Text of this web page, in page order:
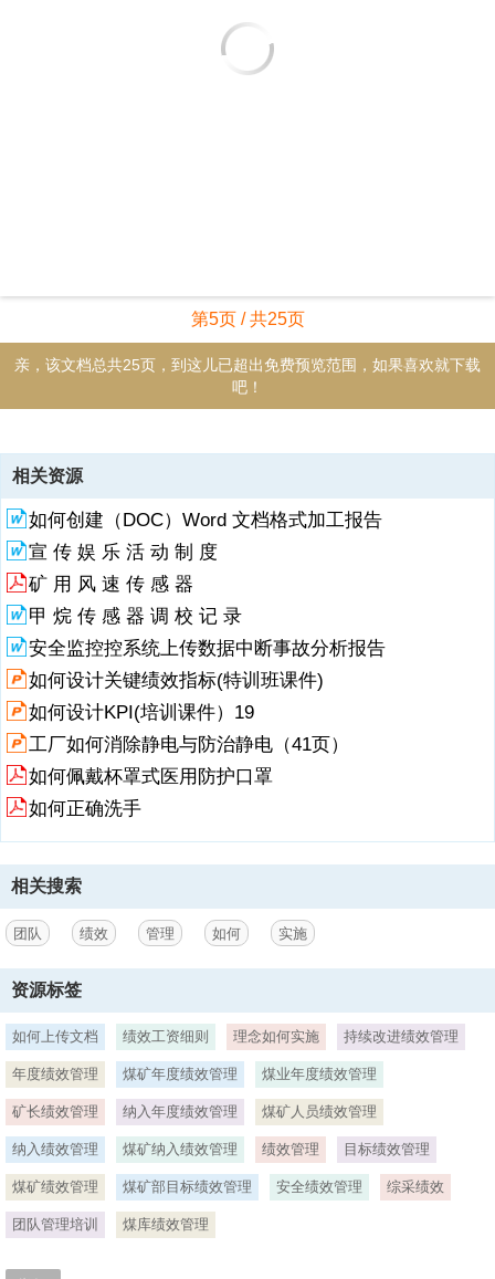
第5页 / 共25页
亲，该文档总共25页，到这儿已超出免费预览范围，如果喜欢就下载
吧！
资源描述
1、团队绩效管理培训 目 录 1 绩效管理概述 2 绩效管理实施 3 绩效管
理应用 4 绩效考核方式 01 绩效管理概述 01 02 03 04 什么是绩效管理
企业的绩效管理就是一种由上而下的目 标分解部署 ， 通过每个人的行
为产生的 结果 ， 实现部门目标；再由部门目标的 实现 ， 最终实现企
业的整体目标的管理 方式 。 绩效管理方式 ， 是从企业最高层开始 ，
逐级将期望的目标分解到每个部门 ， 每 个岗位和每个人的行为之中 。
每一个员工的行为结果是企业目标实现 的 “ 基础 ” ， 使企业努力的去
要求每一 个员工的行为与企业的整个目标相一致 ， 并且这种一致性的
要求 ， 也会因为企业 的
2、目标调整而调整 一个成年人的行为习惯已经形成一种惯性。 要想改
变这种惯性，需要管理者不断地培 训，不断地引导，不断的纠正，才能
形成 企业认为可行的行为结果 管理定义 管理基础管理方式 管理目标
绩效管理的误区 误区一：绩效管理就是绩效考核 绩效管理是基于全体
管理者和全 体员工对于绩效管理的认识 之上的。 结果是越努力，目的
认识， 如果绩效管理是从绩效考核开始 的，那么绩效管理工作注定将
会 走向失败。 绩效管理的误区 企业的期望是否明确？是否与全体员工
的期望 统一？期
3、望是否合理？经过努力是否可以达到？ 员工不仅仅是被管理者，也
是参与管理的一份子， 并且是从计划到改进整个过程管理的参与者。
S（ specific）：目标是否具体、明确？ M（ measurable)：目标是否
可测量？ A（ attainable）：目标是否可以实现？ R（ realistic）：目
标与现实工作是否紧密相关？ T（ time bound）：目标实现有无时间限
制？ 期望 原则 SMART 原则 参与 原则 误区 绩效管理的误区 企业的盈
利是全体管理者以及全体员工共同努力工作的结 果，是每个人的行为结
果积累而成的。因此，绩效管理一 定是与每个部门每个人有关，而不只
是管理部的事情。
4、共同职责 每个基层员工都分布在各个部门工作，管理部在自己的服
务职责范围内工作。因此，管理部不可能了解到每个员工 的实际工作情
况，所以，仅仅靠管理部的单一管理是不行 的。 同心协力 绩效管理的
相关资源
如何创建（DOC）Word 文档格式加工报告
宣 传 娱 乐 活 动 制 度
矿 用 风 速 传 感 器
甲 烷 传 感 器 调 校 记 录
安全监控控系统上传数据中断事故分析报告
如何设计关键绩效指标(特训班课件)
如何设计KPI(培训课件）19
工厂如何消除静电与防治静电（41页）
如何佩戴杯罩式医用防护口罩
如何正确洗手
相关搜索
团队 绩效 管理 如何 实施
资源标签
如何上传文档 绩效工资细则 理念如何实施 持续改进绩效管理
年度绩效管理 煤矿年度绩效管理 煤业年度绩效管理
矿长绩效管理 纳入年度绩效管理 煤矿人员绩效管理
纳入绩效管理 煤矿纳入绩效管理 绩效管理 目标绩效管理
煤矿绩效管理 煤矿部目标绩效管理 安全绩效管理 综采绩效
团队管理培训 煤库绩效管理